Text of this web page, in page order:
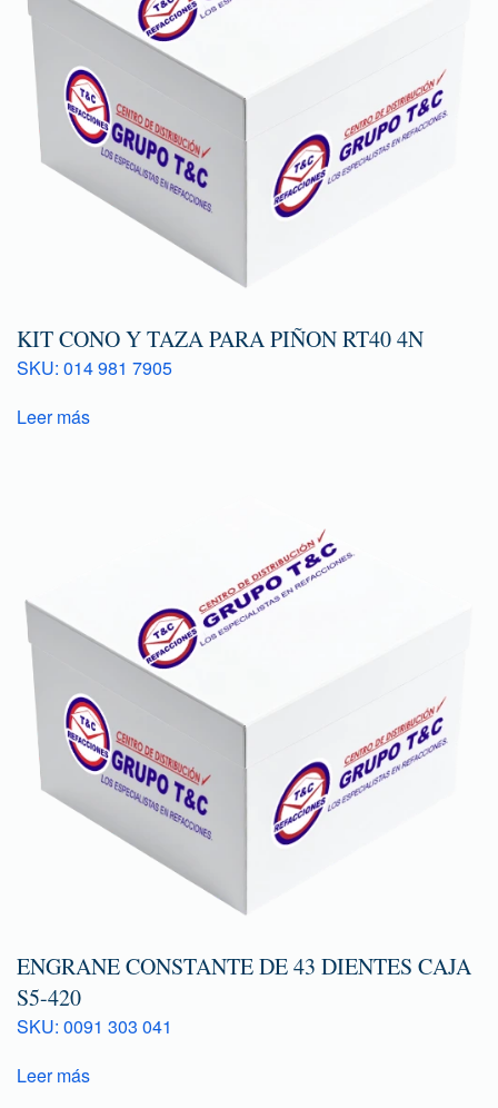
KIT CONO Y TAZA PARA PIÑON RT40 4N
SKU: 014 981 7905
Leer más
ENGRANE CONSTANTE DE 43 DIENTES CAJA
S5-420
SKU: 0091 303 041
Leer más